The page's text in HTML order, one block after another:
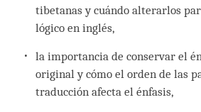
tibetanas y cuándo alterarlos
lógico en inglés,
la importancia de conservar el
original y cómo el orden de las
traducción afecta el énfasis,